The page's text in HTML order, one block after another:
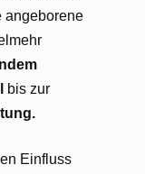
angeborene
bis zur
Einfluss